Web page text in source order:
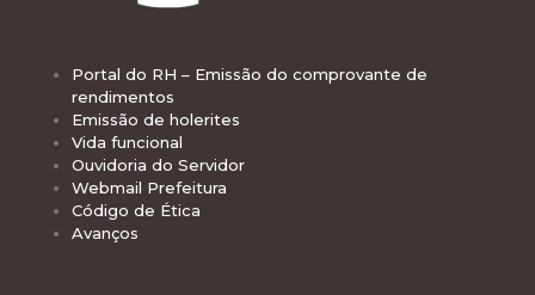
Portal do RH – Emissão do comprovante de
rendimentos
Emissão de holerites
Vida funcional
Ouvidoria do Servidor
Webmail Prefeitura
Código de Ética
Avanços